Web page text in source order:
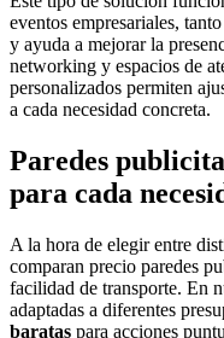
eventos empresariales,
y ayuda a mejorar la
networking y espacios de
personalizados permiten
a cada necesidad concreta.
Paredes
para cada
A la hora de elegir entre
comparan precio paredes
facilidad de transporte. En
adaptadas a diferentes
baratas para acciones